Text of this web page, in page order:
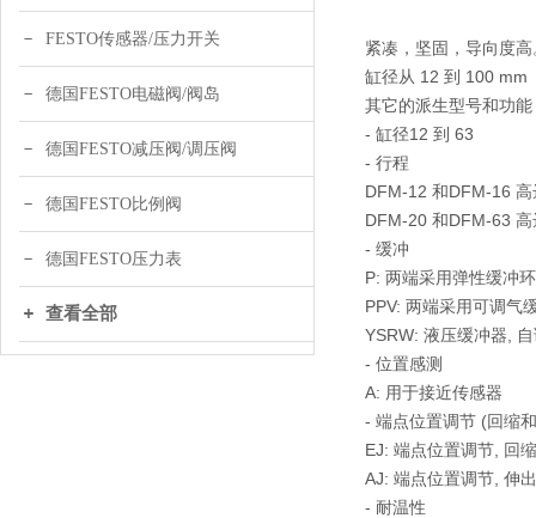
FESTO传感器/压力开关
德国FESTO电磁阀/阀岛
德国FESTO减压阀/调压阀
德国FESTO比例阀
德国FESTO压力表
查看全部
紧凑，坚固，导向度
缸径从 12 到 100 mm
其它的派生型号和功
- 缸径12 到 63
- 行程
DFM-12 和DFM-16
DFM-20 和DFM-63
- 缓冲
P: 两端采用弹性缓冲
PPV: 两端采用可调气
YSRW: 液压缓冲器,
- 位置感测
A: 用于接近传感器
- 端点位置调节 (回缩
EJ: 端点位置调节, 回缩
AJ: 端点位置调节, 伸出
- 耐温性